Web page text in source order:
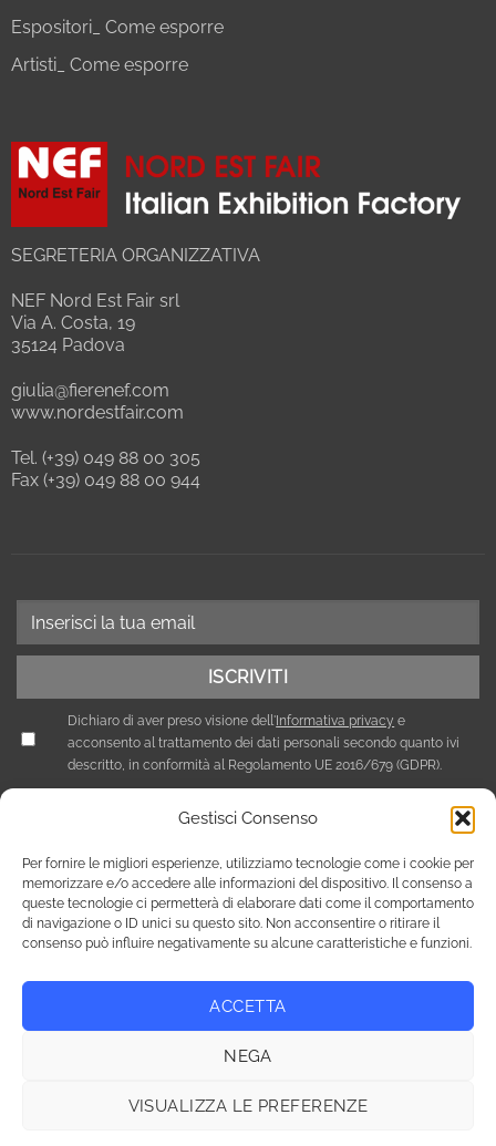
Gestisci Consenso
Per fornire le migliori esperienze, utilizziamo tecnologie come i cookie per
memorizzare e/o accedere alle informazioni del dispositivo. Il consenso a
queste tecnologie ci permetterà di elaborare dati come il comportamento
di navigazione o ID unici su questo sito. Non acconsentire o ritirare il
consenso può influire negativamente su alcune caratteristiche e funzioni.
ACCETTA
NEGA
VISUALIZZA LE PREFERENZE
Espositori_ Come esporre
Artisti_ Come esporre
SEGRETERIA ORGANIZZATIVA
NEF Nord Est Fair srl
Via A. Costa, 19
35124 Padova
giulia@fierenef.com
www.nordestfair.com
Tel. (+39) 049 88 00 305
Fax (+39) 049 88 00 944
Dichiaro di aver preso visione dell' Informativa privacy e
acconsento al trattamento dei dati personali secondo quanto ivi
descritto, in conformità al Regolamento UE 2016/679 (GDPR).
Privacy Policy Cookie Policy (UE)
Copyright 2026 © Tutti i diritti riservati / NEF Nord Est Fair srl ,
fax +39 049 8800944 - email: giulia@fierenef.com / p.iva & c.f.